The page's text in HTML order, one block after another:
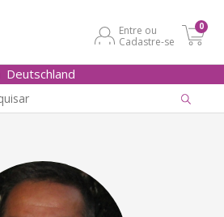
Entre ou
Cadastre-se
0
Deutschland